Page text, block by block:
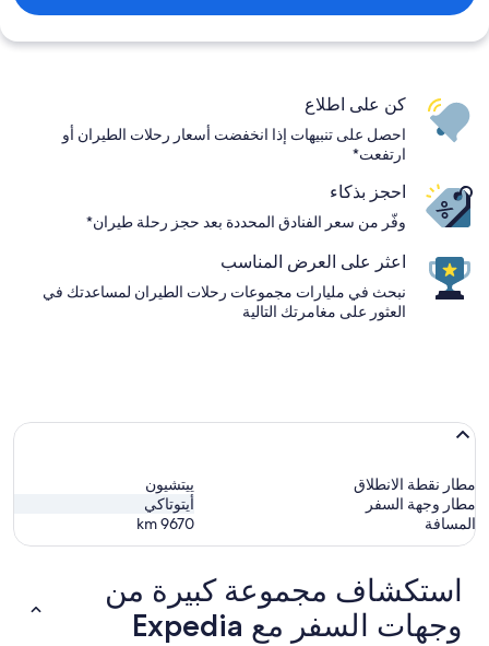
كن على اطلاع
احصل على تنبيهات إذا انخفضت أسعار رحلات الطيران أو
ارتفعت*
احجز بذكاء
وفّر من سعر الفنادق المحددة بعد حجز رحلة طيران*
اعثر على العرض المناسب
نبحث في مليارات مجموعات رحلات الطيران لمساعدتك في
العثور على مغامرتك التالية
مطار نقطة الانطلاق
ييتشيون
مطار وجهة السفر
أيتوتاكي
المسافة
9670
km
استكشاف مجموعة كبيرة من
وجهات السفر مع Expedia